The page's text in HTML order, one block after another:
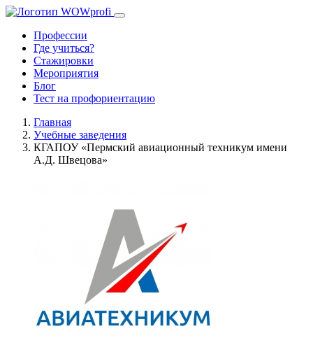
Профессии
Где учиться?
Стажировки
Мероприятия
Блог
Тест на профориентацию
Главная
Учебные заведения
КГАПОУ «Пермский авиационный техникум имени
А.Д. Швецова»